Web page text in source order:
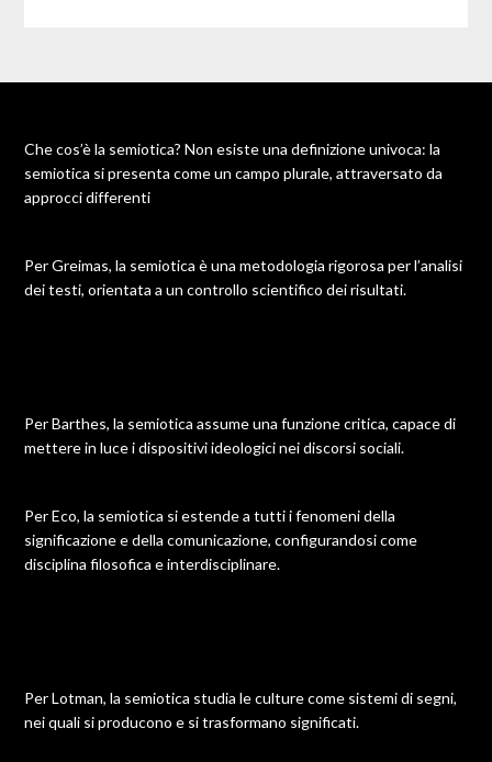
Che cos’è la semiotica? Non esiste una definizione univoca: la
semiotica si presenta come un campo plurale, attraversato da
approcci differenti
Per Greimas, la semiotica è una metodologia rigorosa per l’analisi
dei testi, orientata a un controllo scientifico dei risultati.
Per Barthes, la semiotica assume una funzione critica, capace di
mettere in luce i dispositivi ideologici nei discorsi sociali.
Per Eco, la semiotica si estende a tutti i fenomeni della
significazione e della comunicazione, configurandosi come
disciplina filosofica e interdisciplinare.
Per Lotman, la semiotica studia le culture come sistemi di segni,
nei quali si producono e si trasformano significati.